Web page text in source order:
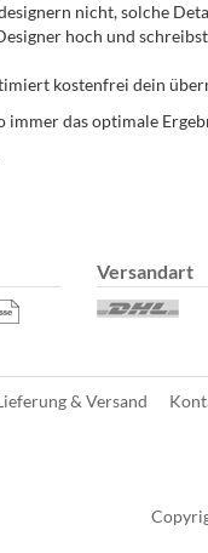
nicht, solche
hoch und
kostenfrei dein
das optimale
Versandart
& Versand